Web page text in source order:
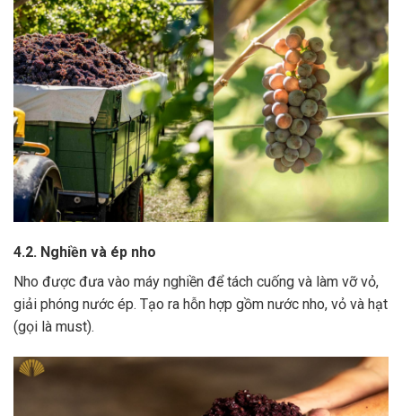
4.2. Nghiền và ép nho
Nho được đưa vào máy nghiền để tách cuống và làm vỡ vỏ,
giải phóng nước ép. Tạo ra hỗn hợp gồm nước nho, vỏ và hạt
(gọi là must).